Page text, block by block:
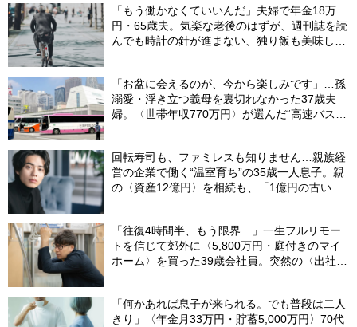
「もう働かなくていいんだ」夫婦で年金18万
円・65歳夫。気楽な老後のはずが、週刊誌を読
んでも時計の針が進まない、独り飯も美味しく
「お盆に会えるのが、今から楽しみです」…孫
溺愛・浮き立つ義母を裏切れなかった37歳夫
婦。〈世帯年収770万円〉が選んだ“高速バス帰
回転寿司も、ファミレスも知りません…親族経
営の企業で働く“温室育ち”の35歳一人息子。親
の〈資産12億円〉を相続も、「1億円の古いビ
「往復4時間半、もう限界…」一生フルリモー
トを信じて郊外に〈5,800万円・庭付きのマイ
ホーム〉を買った39歳会社員。突然の〈出社
「何かあれば息子が来られる。でも普段は二人
きり」〈年金月33万円・貯蓄5,000万円〉70代